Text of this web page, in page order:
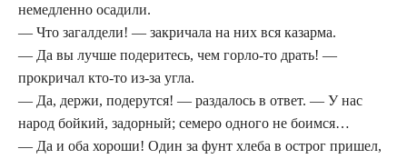
немедленно осадили.
— Что загалдели! — закричала на них вся казарма.
— Да вы лучше подеритесь, чем горло-то драть! —
прокричал кто-то из-за угла.
— Да, держи, подерутся! — раздалось в ответ. — У нас
народ бойкий, задорный; семеро одного не боимся…
— Да и оба хороши! Один за фунт хлеба в острог пришел,